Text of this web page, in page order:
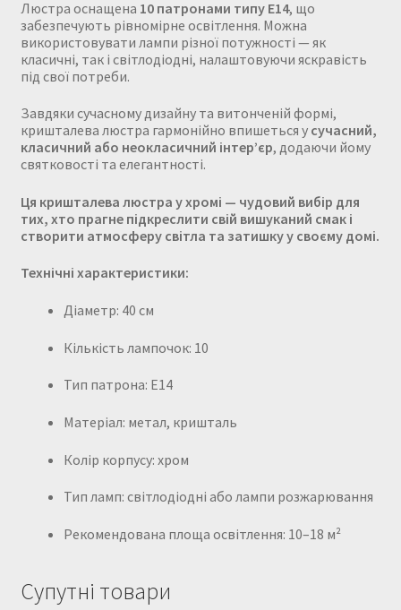
Люстра оснащена 10 патронами типу Е14, що
забезпечують рівномірне освітлення. Можна
використовувати лампи різної потужності — як
класичні, так і світлодіодні, налаштовуючи яскравість
під свої потреби.
Завдяки сучасному дизайну та витонченій формі,
кришталева люстра гармонійно впишеться у сучасний,
класичний або неокласичний інтер’єр, додаючи йому
святковості та елегантності.
Ця кришталева люстра у хромі — чудовий вибір для
тих, хто прагне підкреслити свій вишуканий смак і
створити атмосферу світла та затишку у своєму домі.
Технічні характеристики:
Діаметр: 40 см
Кількість лампочок: 10
Тип патрона: Е14
Матеріал: метал, кришталь
Колір корпусу: хром
Тип ламп: світлодіодні або лампи розжарювання
Рекомендована площа освітлення: 10–18 м²
Супутні товари